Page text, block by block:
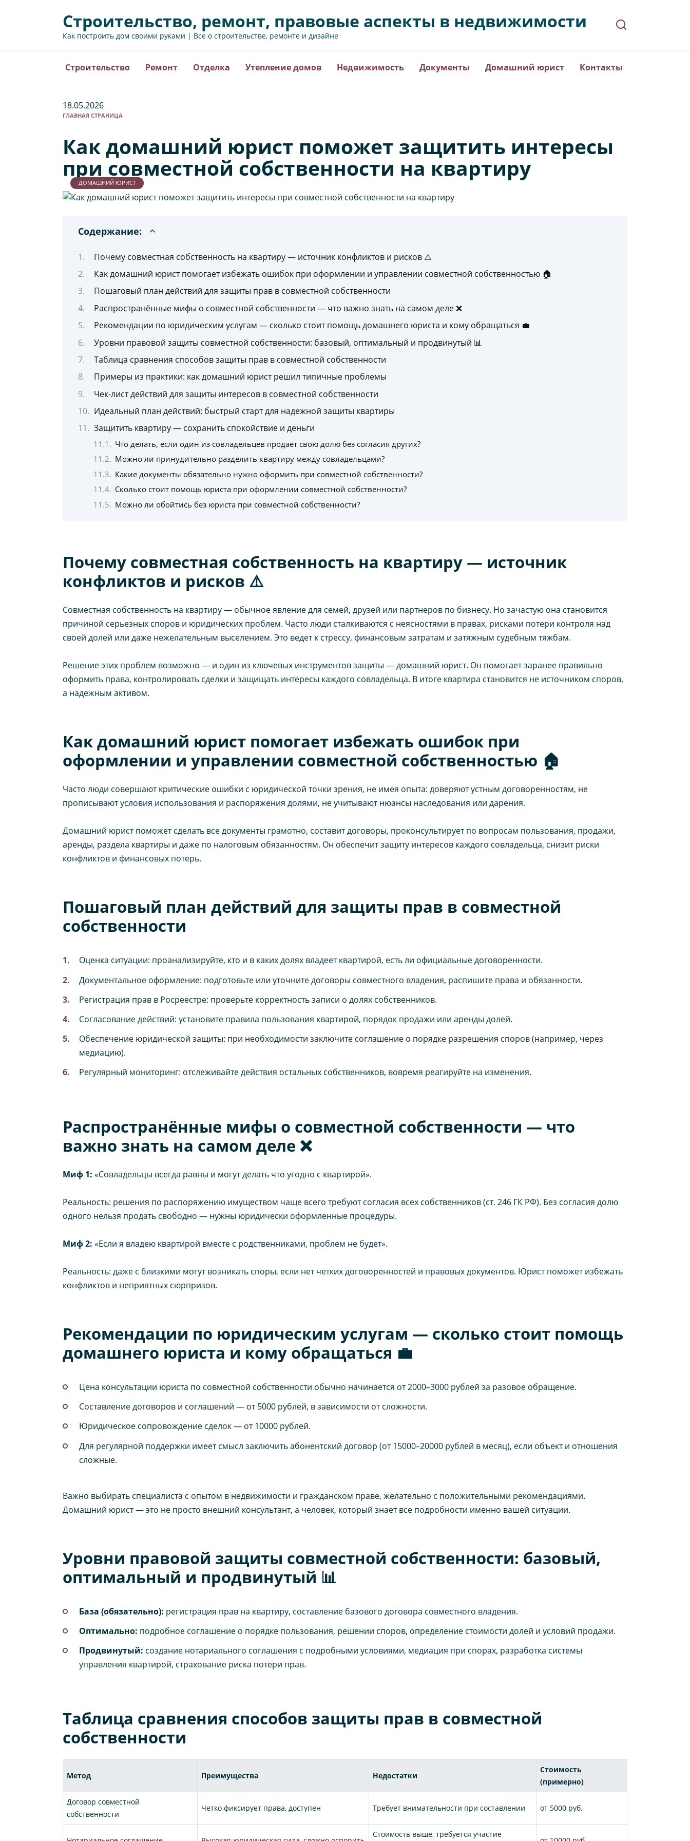
Строительство, ремонт, правовые аспекты в недвижимости
Как построить дом своими руками | Все о строительстве, ремонте и дизайне
Строительство Ремонт Отделка Утепление домов Недвижимость Документы Домашний юрист Контакты
18.05.2026
ГЛАВНАЯ СТРАНИЦА
Как домашний юрист поможет защитить интересы
при совместной собственности на квартиру
ДОМАШНИЙ ЮРИСТ
Содержание:
Почему совместная собственность на квартиру — источник конфликтов и рисков ⚠️
Как домашний юрист помогает избежать ошибок при оформлении и управлении совместной собственностью 🏠
Пошаговый план действий для защиты прав в совместной собственности
Распространённые мифы о совместной собственности — что важно знать на самом деле ❌
Рекомендации по юридическим услугам — сколько стоит помощь домашнего юриста и кому обращаться 💼
Уровни правовой защиты совместной собственности: базовый, оптимальный и продвинутый 📊
Таблица сравнения способов защиты прав в совместной собственности
Примеры из практики: как домашний юрист решил типичные проблемы
Чек-лист действий для защиты интересов в совместной собственности
Идеальный план действий: быстрый старт для надежной защиты квартиры
Защитить квартиру — сохранить спокойствие и деньги
Что делать, если один из совладельцев продает свою долю без согласия других?
Можно ли принудительно разделить квартиру между совладельцами?
Какие документы обязательно нужно оформить при совместной собственности?
Сколько стоит помощь юриста при оформлении совместной собственности?
Можно ли обойтись без юриста при совместной собственности?
Почему совместная собственность на квартиру — источник
конфликтов и рисков ⚠️
Совместная собственность на квартиру — обычное явление для семей, друзей или партнеров по бизнесу. Но зачастую она становится
причиной серьезных споров и юридических проблем. Часто люди сталкиваются с неясностями в правах, рисками потери контроля над
своей долей или даже нежелательным выселением. Это ведет к стрессу, финансовым затратам и затяжным судебным тяжбам.
Решение этих проблем возможно — и один из ключевых инструментов защиты — домашний юрист. Он помогает заранее правильно
оформить права, контролировать сделки и защищать интересы каждого совладельца. В итоге квартира становится не источником споров,
а надежным активом.
Как домашний юрист помогает избежать ошибок при
оформлении и управлении совместной собственностью 🏠
Часто люди совершают критические ошибки с юридической точки зрения, не имея опыта: доверяют устным договоренностям, не
прописывают условия использования и распоряжения долями, не учитывают нюансы наследования или дарения.
Домашний юрист поможет сделать все документы грамотно, составит договоры, проконсультирует по вопросам пользования, продажи,
аренды, раздела квартиры и даже по налоговым обязанностям. Он обеспечит защиту интересов каждого совладельца, снизит риски
конфликтов и финансовых потерь.
Пошаговый план действий для защиты прав в совместной
собственности
Оценка ситуации: проанализируйте, кто и в каких долях владеет квартирой, есть ли официальные договоренности.
Документальное оформление: подготовьте или уточните договоры совместного владения, распишите права и обязанности.
Регистрация прав в Росреестре: проверьте корректность записи о долях собственников.
Согласование действий: установите правила пользования квартирой, порядок продажи или аренды долей.
Обеспечение юридической защиты: при необходимости заключите соглашение о порядке разрешения споров (например, через
медиацию).
Регулярный мониторинг: отслеживайте действия остальных собственников, вовремя реагируйте на изменения.
Распространённые мифы о совместной собственности — что
важно знать на самом деле ❌
Миф 1: «Совладельцы всегда равны и могут делать что угодно с квартирой».
Реальность: решения по распоряжению имуществом чаще всего требуют согласия всех собственников (ст. 246 ГК РФ). Без согласия долю
одного нельзя продать свободно — нужны юридически оформленные процедуры.
Миф 2: «Если я владею квартирой вместе с родственниками, проблем не будет».
Реальность: даже с близкими могут возникать споры, если нет четких договоренностей и правовых документов. Юрист поможет избежать
конфликтов и неприятных сюрпризов.
Рекомендации по юридическим услугам — сколько стоит помощь
домашнего юриста и кому обращаться 💼
Цена консультации юриста по совместной собственности обычно начинается от 2000–3000 рублей за разовое обращение.
Составление договоров и соглашений — от 5000 рублей, в зависимости от сложности.
Юридическое сопровождение сделок — от 10000 рублей.
Для регулярной поддержки имеет смысл заключить абонентский договор (от 15000–20000 рублей в месяц), если объект и отношения
сложные.
Важно выбирать специалиста с опытом в недвижимости и гражданском праве, желательно с положительными рекомендациями.
Домашний юрист — это не просто внешний консультант, а человек, который знает все подробности именно вашей ситуации.
Уровни правовой защиты совместной собственности: базовый,
оптимальный и продвинутый 📊
База (обязательно): регистрация прав на квартиру, составление базового договора совместного владения.
Оптимально: подробное соглашение о порядке пользования, решении споров, определение стоимости долей и условий продажи.
Продвинутый: создание нотариального соглашения с подробными условиями, медиация при спорах, разработка системы
управления квартирой, страхование риска потери прав.
Таблица сравнения способов защиты прав в совместной
собственности
Метод Преимущества Недостатки
Стоимость
(примерно)
Договор совместной
собственности
Четко фиксирует права, доступен Требует внимательности при составлении от 5000 руб.
Стоимость выше, требуется участие